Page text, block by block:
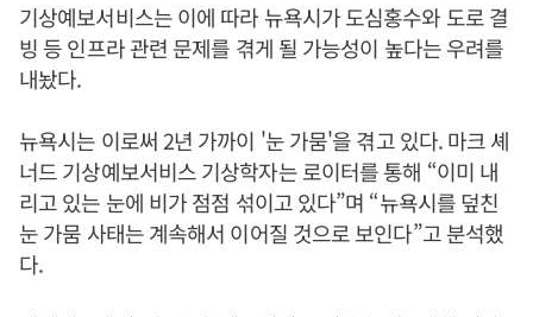
기상예보서비스는 이에 따라 뉴욕시가 도심홍수와 도로 결
빙 등 인프라 관련 문제를 겪게 될 가능성이 높다는 우려를
내놨다.
뉴욕시는 이로써 2년 가까이 '눈 가뭄'을 겪고 있다. 마크 셰
너드 기상예보서비스 기상학자는 로이터를 통해 “이미 내
리고 있는 눈에 비가 점점 섞이고 있다”며 “뉴욕시를 덮친
눈 가뭄 사태는 계속해서 이어질 것으로 보인다”고 분석했
다.